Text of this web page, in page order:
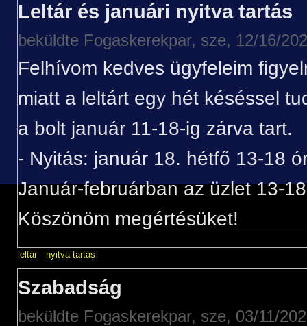
Leltár és januári nyitva tartás
beküldte Fogaskerekpar, sze, 12/16/
Felhívom kedves ügyfeleim
miatt a leltárt egy hét késéssel
a bolt január 11-18-ig zárva tart.
- Nyitás: január 18. hétfő 13-18
Január-februárban az üzlet 13-
Köszönöm megértésüket!
leltár nyitva tartás
Szabadság
beküldte Fogaskerekpar, sze, 03/11/